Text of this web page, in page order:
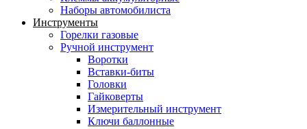
Наборы автомобилиста
Инструменты
Горелки газовые
Ручной инструмент
Воротки
Вставки-биты
Головки
Гайковерты
Измерительный инструмент
Ключи баллонные